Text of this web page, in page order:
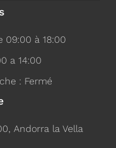
09:00 à 18:00
a 14:00
: Fermé
Andorra la Vella